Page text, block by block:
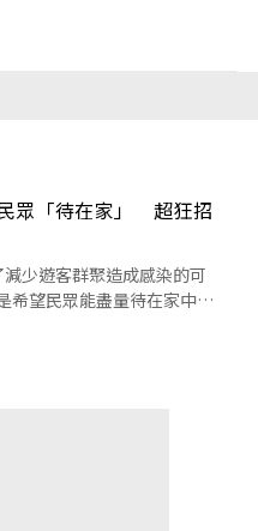
眾「待在家」 超狂招
少遊客群聚造成感染的可
希望民眾能盡量待在家中，